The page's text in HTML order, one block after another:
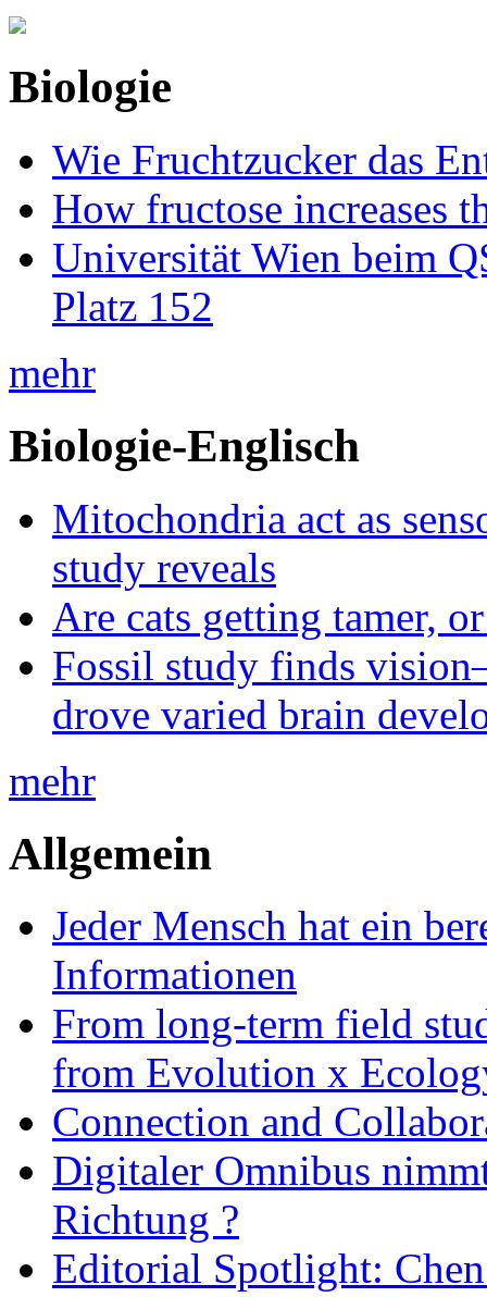
Biologie
Wie Fruchtzucker das
How fructose increases
Universität Wien beim
Platz 152
mehr
Biologie-Englisch
Mitochondria act as
study reveals
Are cats getting tamer,
Fossil study finds
drove varied brain
mehr
Allgemein
Jeder Mensch hat ein
Informationen
From long-term field
from Evolution x
Connection and
Digitaler Omnibus
Richtung ?
Editorial Spotlight: